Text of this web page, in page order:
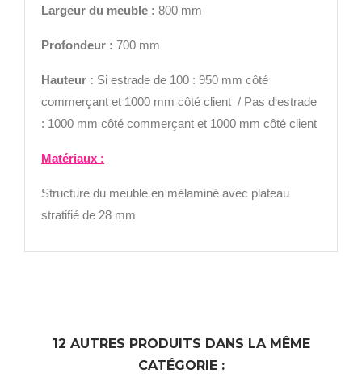
Largeur du meuble : 800 mm
Profondeur : 700 mm
Hauteur : Si estrade de 100 : 950 mm côté
commerçant et 1000 mm côté client / Pas d'estrade
: 1000 mm côté commerçant et 1000 mm côté client
Matériaux :
Structure du meuble en mélaminé avec plateau
stratifié de 28 mm
12 AUTRES PRODUITS DANS LA MÊME
CATÉGORIE :